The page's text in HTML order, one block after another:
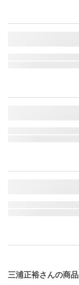
三浦正裕さんの商品